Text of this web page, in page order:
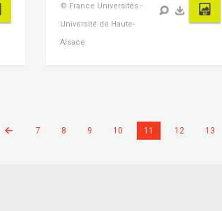
© France Universités -
Université de Haute-
Alsace
7 8 9 10 11 12 13